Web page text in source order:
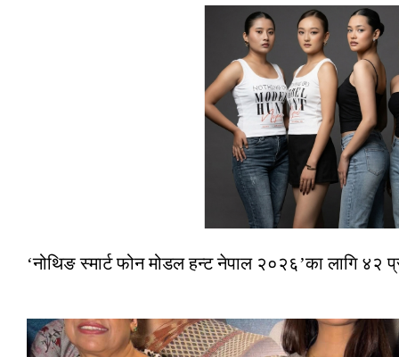
‘नोथिङ स्मार्ट फोन मोडल हन्ट नेपाल २०२६’का लागि ४२